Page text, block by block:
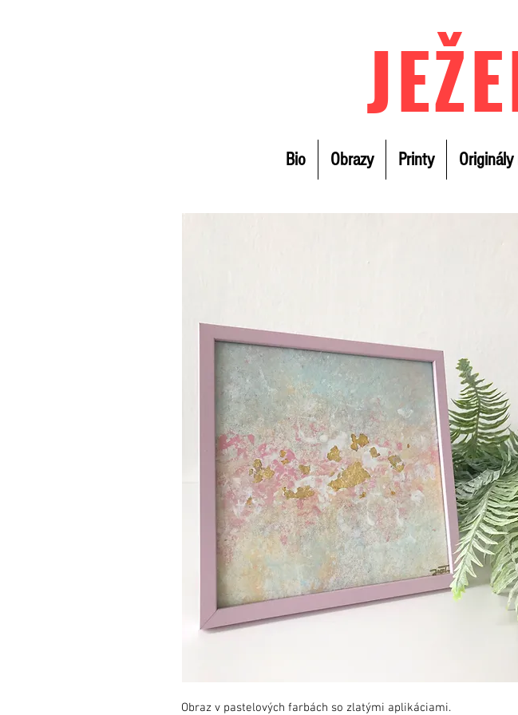
Bio Obrazy Printy
Obraz v pastelových farbách so zlatými aplikáciami.